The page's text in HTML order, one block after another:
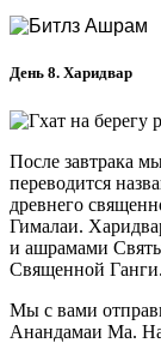
День 8. Харидвар
После завтрака
переводится
древнего
Гималаи.
и ашрамами
Священной Ганги.
Мы с вами
Анандамаи Ма.